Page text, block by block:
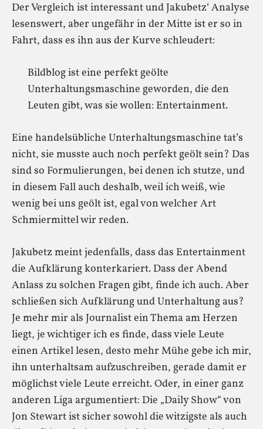
Der Vergleich ist interessant und Jakubetz‘ Analyse
lesenswert, aber ungefähr in der Mitte ist er so in
Fahrt, dass es ihn aus der Kurve schleudert:
Bildblog ist eine perfekt geölte
Unterhaltungsmaschine geworden, die den
Leuten gibt, was sie wollen: Entertainment.
Eine handelsübliche Unterhaltungsmaschine tat’s
nicht, sie musste auch noch perfekt geölt sein? Das
sind so Formulierungen, bei denen ich stutze, und
in diesem Fall auch deshalb, weil ich weiß, wie
wenig bei uns geölt ist, egal von welcher Art
Schmiermittel wir reden.
Jakubetz meint jedenfalls, dass das Entertainment
die Aufklärung konterkariert. Dass der Abend
Anlass zu solchen Fragen gibt, finde ich auch. Aber
schließen sich Aufklärung und Unterhaltung aus?
Je mehr mir als Journalist ein Thema am Herzen
liegt, je wichtiger ich es finde, dass viele Leute
einen Artikel lesen, desto mehr Mühe gebe ich mir,
ihn unterhaltsam aufzuschreiben, gerade damit er
möglichst viele Leute erreicht. Oder, in einer ganz
anderen Liga argumentiert: Die „Daily Show“ von
Jon Stewart ist sicher sowohl die witzigste als auch